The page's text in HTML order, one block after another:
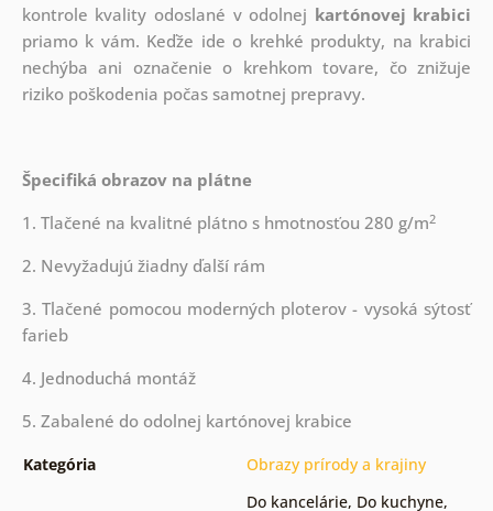
kontrole kvality odoslané v odolnej kartónovej krabici
priamo k vám. Keďže ide o krehké produkty, na krabici
nechýba ani označenie o krehkom tovare, čo znižuje
riziko poškodenia počas samotnej prepravy.
Špecifiká obrazov na plátne
1. Tlačené na kvalitné plátno s hmotnosťou 280 g/m2
2. Nevyžadujú žiadny ďalší rám
3. Tlačené pomocou moderných ploterov - vysoká sýtosť
farieb
4. Jednoduchá montáž
5. Zabalené do odolnej kartónovej krabice
Kategória Obrazy prírody a krajiny
Do kancelárie, Do kuchyne,